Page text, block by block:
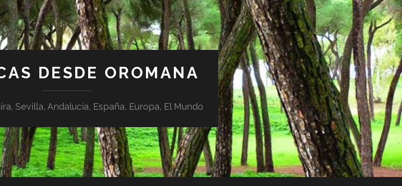
DESDE OROMANA
Sevilla, Andalucía, España, Europa, El Mundo